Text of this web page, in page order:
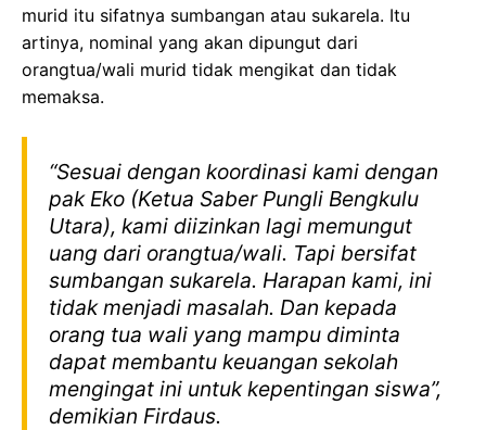
murid itu sifatnya sumbangan atau sukarela. Itu
artinya, nominal yang akan dipungut dari
orangtua/wali murid tidak mengikat dan tidak
memaksa.
“Sesuai dengan koordinasi kami dengan
pak Eko (Ketua Saber Pungli Bengkulu
Utara), kami diizinkan lagi memungut
uang dari orangtua/wali. Tapi bersifat
sumbangan sukarela. Harapan kami, ini
tidak menjadi masalah. Dan kepada
orang tua wali yang mampu diminta
dapat membantu keuangan sekolah
mengingat ini untuk kepentingan siswa”,
demikian Firdaus.